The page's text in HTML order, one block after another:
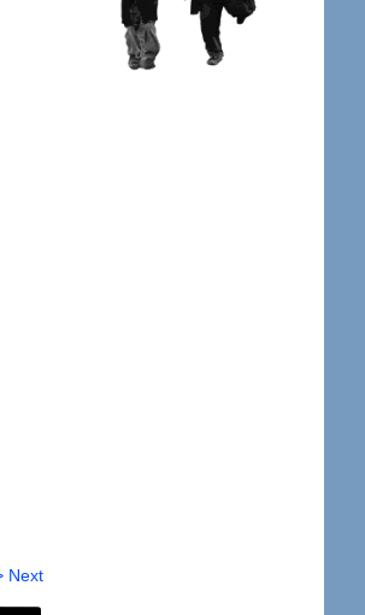
Next